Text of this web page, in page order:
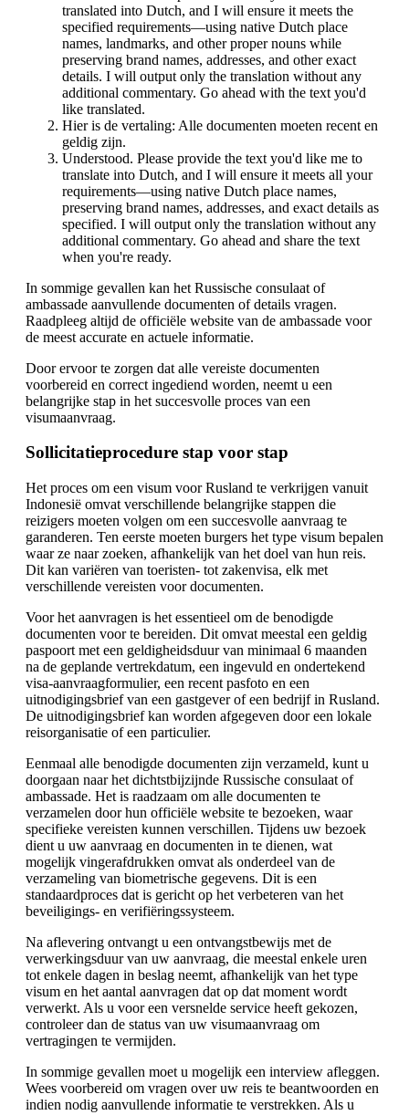
translated into Dutch, and I will ensure it meets the
specified requirements—using native Dutch place
names, landmarks, and other proper nouns while
preserving brand names, addresses, and other exact
details. I will output only the translation without any
additional commentary. Go ahead with the text you'd
like translated.
Hier is de vertaling: Alle documenten moeten recent en
geldig zijn.
Understood. Please provide the text you'd like me to
translate into Dutch, and I will ensure it meets all your
requirements—using native Dutch place names,
preserving brand names, addresses, and exact details as
specified. I will output only the translation without any
additional commentary. Go ahead and share the text
when you're ready.
In sommige gevallen kan het Russische consulaat of
ambassade aanvullende documenten of details vragen.
Raadpleeg altijd de officiële website van de ambassade voor
de meest accurate en actuele informatie.
Door ervoor te zorgen dat alle vereiste documenten
voorbereid en correct ingediend worden, neemt u een
belangrijke stap in het succesvolle proces van een
visumaanvraag.
Sollicitatieprocedure stap voor stap
Het proces om een visum voor Rusland te verkrijgen vanuit
Indonesië omvat verschillende belangrijke stappen die
reizigers moeten volgen om een succesvolle aanvraag te
garanderen. Ten eerste moeten burgers het type visum bepalen
waar ze naar zoeken, afhankelijk van het doel van hun reis.
Dit kan variëren van toeristen- tot zakenvisa, elk met
verschillende vereisten voor documenten.
Voor het aanvragen is het essentieel om de benodigde
documenten voor te bereiden. Dit omvat meestal een geldig
paspoort met een geldigheidsduur van minimaal 6 maanden
na de geplande vertrekdatum, een ingevuld en ondertekend
visa-aanvraagformulier, een recent pasfoto en een
uitnodigingsbrief van een gastgever of een bedrijf in Rusland.
De uitnodigingsbrief kan worden afgegeven door een lokale
reisorganisatie of een particulier.
Eenmaal alle benodigde documenten zijn verzameld, kunt u
doorgaan naar het dichtstbijzijnde Russische consulaat of
ambassade. Het is raadzaam om alle documenten te
verzamelen door hun officiële website te bezoeken, waar
specifieke vereisten kunnen verschillen. Tijdens uw bezoek
dient u uw aanvraag en documenten in te dienen, wat
mogelijk vingerafdrukken omvat als onderdeel van de
verzameling van biometrische gegevens. Dit is een
standaardproces dat is gericht op het verbeteren van het
beveiligings- en verifiëringssysteem.
Na aflevering ontvangt u een ontvangstbewijs met de
verwerkingsduur van uw aanvraag, die meestal enkele uren
tot enkele dagen in beslag neemt, afhankelijk van het type
visum en het aantal aanvragen dat op dat moment wordt
verwerkt. Als u voor een versnelde service heeft gekozen,
controleer dan de status van uw visumaanvraag om
vertragingen te vermijden.
In sommige gevallen moet u mogelijk een interview afleggen.
Wees voorbereid om vragen over uw reis te beantwoorden en
indien nodig aanvullende informatie te verstrekken. Als u